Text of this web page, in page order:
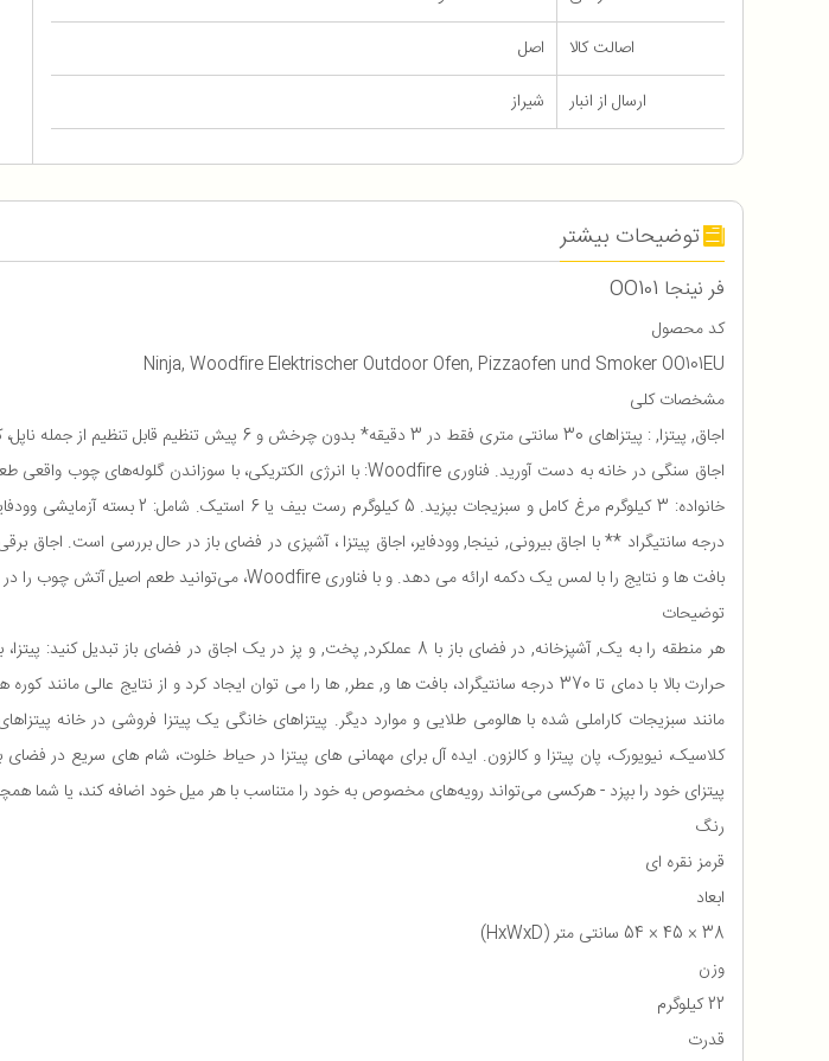
اصالت کالا
اصل
ارسال از انبار
شیراز
توضیحات بیشتر
فر نینجا OO101
کد محصول
Ninja, Woodfire Elektrischer Outdoor Ofen, Pizzaofen und Smoker OO101EU
مشخصات کلی
بافت ها و نتایج را با لمس یک دکمه ارائه می دهد. و با فناوری Woodfire، می‌توانید طعم اصیل آتش چوب را در هر دمایی به, ظروف, خود بیاورید تنها با یک پیمانه از گلوله‌های طعم غلیظ ما.
توضیحات
حرارت بالا با دمای تا 370 درجه سانتیگراد، بافت ها و, عطر, ها را می توان ایجاد کرد و از
کلاسیک، نیویورک، پان پیتزا و کالزون. ایده آل برای مهمانی های پیتزا در حیاط خلوت، شام های سریع در
پیتزای خود را بپزد - هرکسی می‌تواند رویه‌های مخصوص به خود را متناسب با هر میل خود اضافه کند، یا شما
رنگ
قرمز نقره ای
ابعاد
38 × 45 × 54 سانتی متر (HxWxD)
وزن
22 کیلوگرم
قدرت